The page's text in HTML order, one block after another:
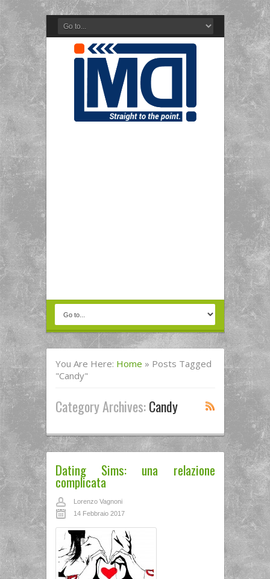
You Are Here: Home » Posts Tagged
"Candy"
Category Archives:Candy
Dating Sims: una relazione
complicata
Lorenzo Vagnoni
14 Febbraio 2017